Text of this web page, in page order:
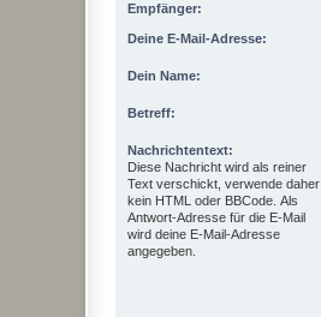
Empfänger:
Deine E-Mail-Adresse:
Dein Name:
Betreff:
Nachrichtentext:
Diese Nachricht wird als reiner
Text verschickt, verwende daher
kein HTML oder BBCode. Als
Antwort-Adresse für die E-Mail
wird deine E-Mail-Adresse
angegeben.